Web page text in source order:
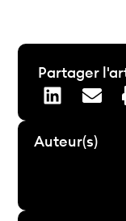
Partager
Auteur(s)